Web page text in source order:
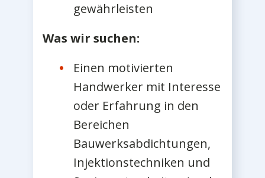
gewährleisten
Was wir suchen:
Einen motivierten
Handwerker mit Interesse
oder Erfahrung in den
Bereichen
Bauwerksabdichtungen,
Injektionstechniken und